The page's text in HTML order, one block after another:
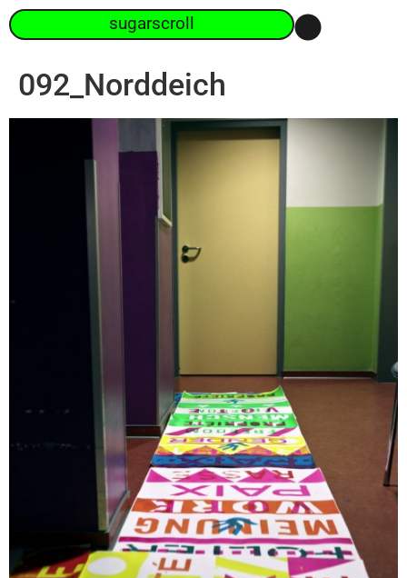
sugarscroll
092_Norddeich